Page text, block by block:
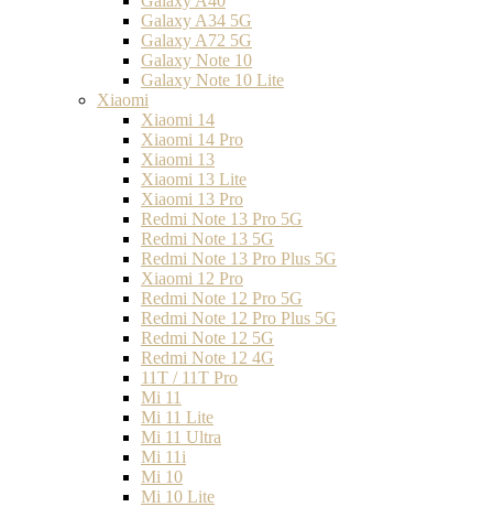
Galaxy A34 5G
Galaxy A72 5G
Galaxy Note 10
Galaxy Note 10 Lite
Xiaomi
Xiaomi 14
Xiaomi 14 Pro
Xiaomi 13
Xiaomi 13 Lite
Xiaomi 13 Pro
Redmi Note 13 Pro 5G
Redmi Note 13 5G
Redmi Note 13 Pro Plus 5G
Xiaomi 12 Pro
Redmi Note 12 Pro 5G
Redmi Note 12 Pro Plus 5G
Redmi Note 12 5G
Redmi Note 12 4G
11T / 11T Pro
Mi 11
Mi 11 Lite
Mi 11 Ultra
Mi 11i
Mi 10
Mi 10 Lite